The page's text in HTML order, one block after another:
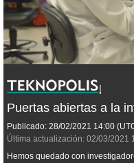
Puertas abiertas a la
Publicado: 28/02/2021 14:00
Última actualización: 02/03/2021
Hemos quedado con